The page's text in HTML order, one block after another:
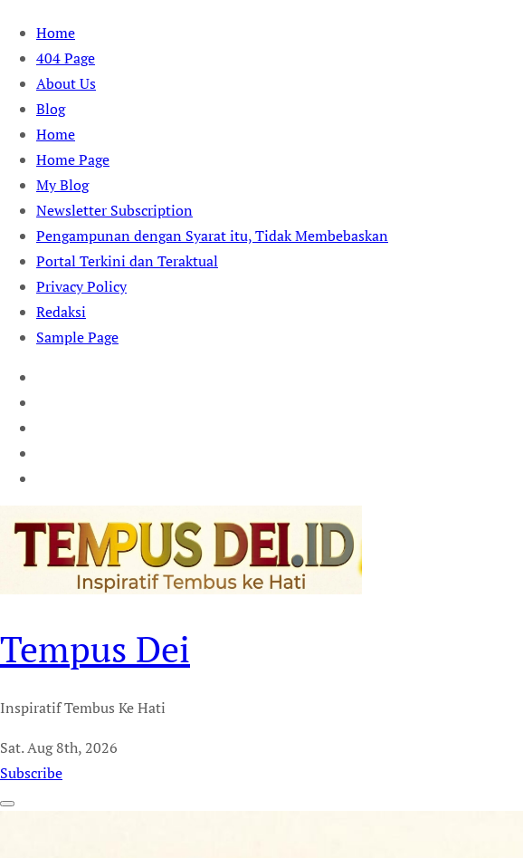
Skip
content
Home
404 Page
About Us
Blog
Home
Home Page
My Blog
Newsletter Subscription
Pengampunan dengan Syarat itu, Tidak Membebaskan
Portal Terkini dan Teraktual
Privacy Policy
Redaksi
Sample Page
Tempus Dei
Inspiratif Tembus Ke Hati
Sat. Aug 8th, 2026
Subscribe